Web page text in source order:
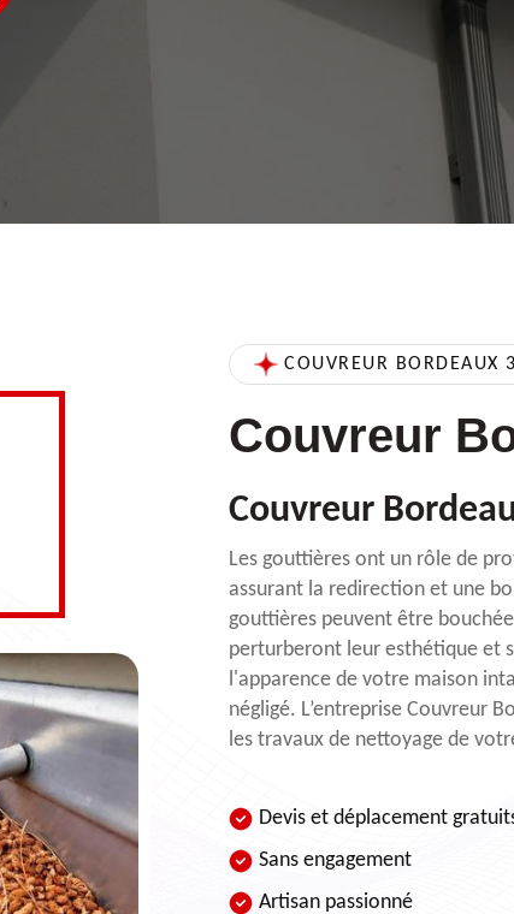
COUVREUR BORDEAUX
Couvreur
Couvreur
Les gouttières ont un rôle de
assurant la redirection et une
gouttières peuvent être
perturberont leur esthétique et
l'apparence de votre maison
négligé. L’entreprise Couvreur
les travaux de nettoyage de
Devis et déplacement
Sans engagement
Artisan passionné